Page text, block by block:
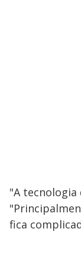
"A tecnologia
fica